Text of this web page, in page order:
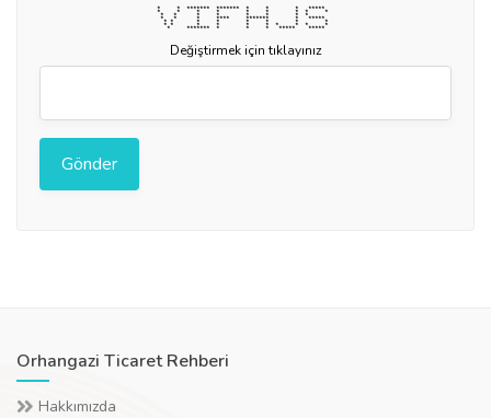
* * ******* ******* * * * *****
* * * * * * * * *
* * * * * * * *
* * * **** ******* * *****
* * * * * * * *
* * * * * * * * * *
* ******* * * * ***** *****
Değiştirmek için tıklayınız
Orhangazi Ticaret Rehberi
Hakkımızda